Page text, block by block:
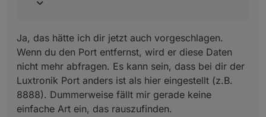
Ja, das hätte ich dir jetzt auch vorgeschlagen.
Wenn du den Port entfernst, wird er diese Daten
nicht mehr abfragen. Es kann sein, dass bei dir der
Luxtronik Port anders ist als hier eingestellt (z.B.
8888). Dummerweise fällt mir gerade keine
einfache Art ein, das rauszufinden.